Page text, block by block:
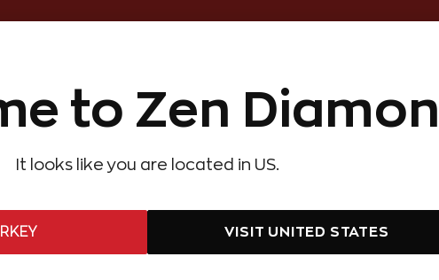
to Zen
It looks like you are located in US.
VISIT UNITED STATES
Çok Satanlar Hediye Önerileri Evlilik Teklifi Setler